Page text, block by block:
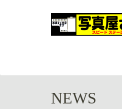
NEWS